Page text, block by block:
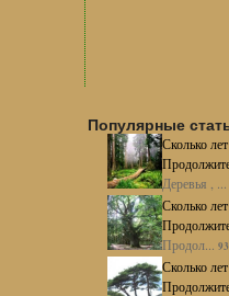
Популярные
Сколько
Деревья , ...
Сколько
Продол...
Сколько